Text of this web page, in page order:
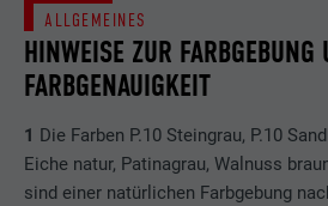
HINWEISE ZUR FARBGEBUNG
FARBGENAUIGKEIT
ALLGEMEINES
1 Die Farben P.10 Steingrau, P.10
Eiche natur, Patinagrau, Walnuss
sind einer natürlichen Farbgebung
Anbieter
Laufzeit 1 Jahr
Zweck
das richtige
Cookies in diesem